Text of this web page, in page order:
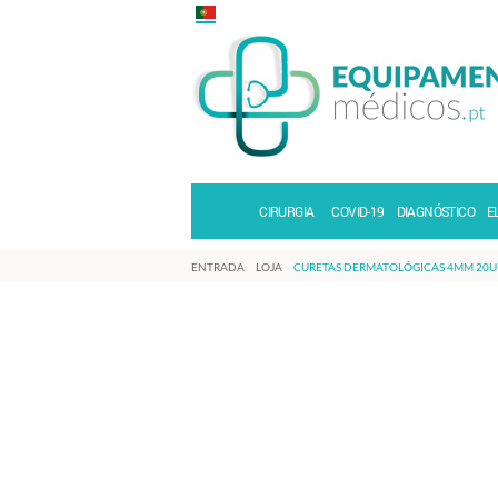
CIRURGIA COVID-19 DIAGNÓSTICO
ENTRADA LOJA CURETAS DERMATOLÓGICAS 4MM